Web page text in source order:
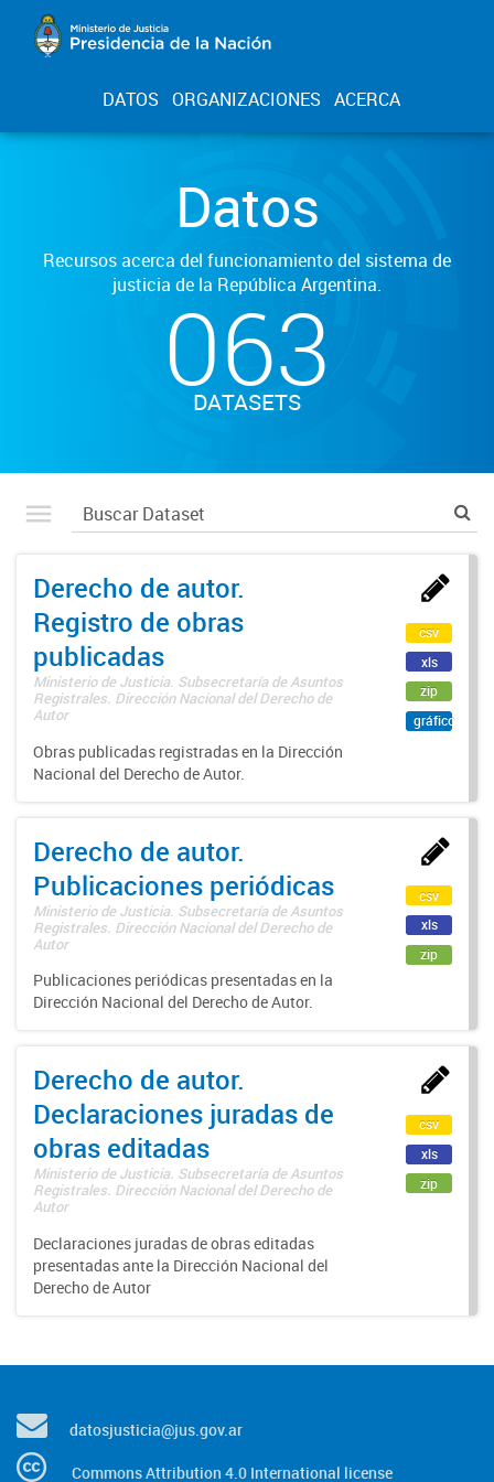
DATOS ORGANIZACIONES ACERCA
Datos
Recursos acerca del funcionamiento del sistema de
justicia de la República Argentina.
063
DATASETS
Derecho de autor.
Registro de obras
publicadas
Ministerio de Justicia. Subsecretaría de Asuntos
Registrales. Dirección Nacional del Derecho de
Autor
Obras publicadas registradas en la Dirección
Nacional del Derecho de Autor.
csv
xls
zip
gráfico
Derecho de autor.
Publicaciones periódicas
Ministerio de Justicia. Subsecretaría de Asuntos
Registrales. Dirección Nacional del Derecho de
Autor
Publicaciones periódicas presentadas en la
Dirección Nacional del Derecho de Autor.
csv
xls
zip
Derecho de autor.
Declaraciones juradas de
obras editadas
Ministerio de Justicia. Subsecretaría de Asuntos
Registrales. Dirección Nacional del Derecho de
Autor
Declaraciones juradas de obras editadas
presentadas ante la Dirección Nacional del
Derecho de Autor
csv
xls
zip
datosjusticia@jus.gov.ar
Commons Attribution 4.0 International license